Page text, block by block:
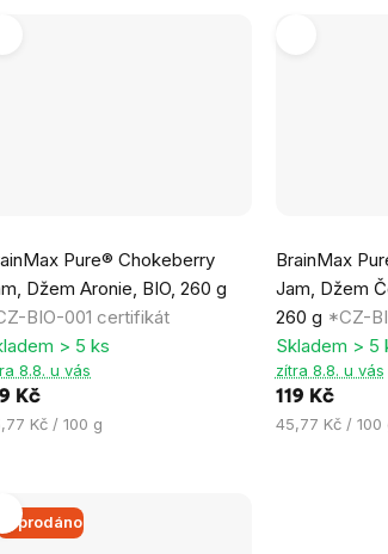
Pure® Chokeberry
Džem Aronie, BIO, 260 g
BIO-001 certifikát
> 5 ks
8.8. u vás
Kč
Kč / 100 g
BrainMax
Jam, Džem
260 g *CZ-
hodnocení
produktu
je
0,0
z
Skladem > 5
zítra 8.8. u vás
119 Kč
Měrná
45,77 Kč / 100
Vyprodáno